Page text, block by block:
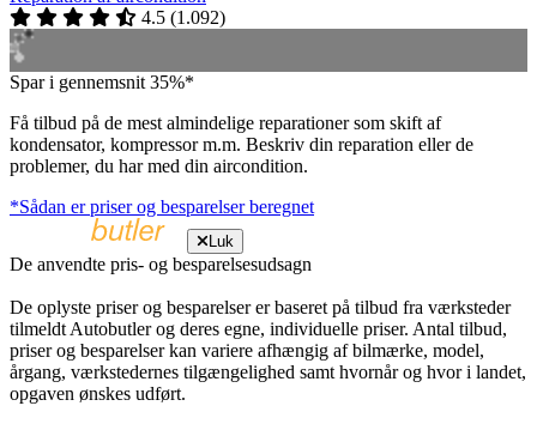
4.5 (1.092)
Spar i gennemsnit 35%*
Få tilbud på de mest almindelige reparationer som skift af
kondensator, kompressor m.m. Beskriv din reparation eller de
problemer, du har med din aircondition.
*Sådan er priser og besparelser beregnet
Luk
De anvendte pris- og besparelsesudsagn
De oplyste priser og besparelser er baseret på tilbud fra værksteder
tilmeldt Autobutler og deres egne, individuelle priser. Antal tilbud,
priser og besparelser kan variere afhængig af bilmærke, model,
årgang, værkstedernes tilgængelighed samt hvornår og hvor i landet,
opgaven ønskes udført.